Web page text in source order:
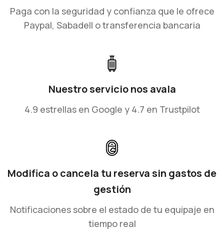
Paga con la seguridad y confianza que le ofrece
Paypal, Sabadell o transferencia bancaria
Nuestro servicio nos avala
4.9 estrellas en Google y 4.7 en Trustpilot
Modifica o cancela tu reserva sin gastos de
gestión
Notificaciones sobre el estado de tu equipaje en
tiempo real